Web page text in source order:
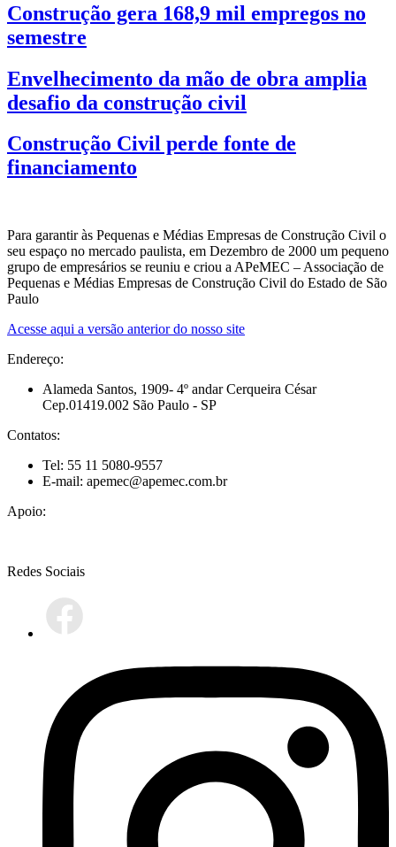
Construção gera 168,9 mil empregos no
semestre
Envelhecimento da mão de obra amplia
desafio da construção civil
Construção Civil perde fonte de
financiamento
Para garantir às Pequenas e Médias Empresas de Construção Civil o
seu espaço no mercado paulista, em Dezembro de 2000 um pequeno
grupo de empresários se reuniu e criou a APeMEC – Associação de
Pequenas e Médias Empresas de Construção Civil do Estado de São
Paulo
Acesse aqui a versão anterior do nosso site
Endereço:
Alameda Santos, 1909- 4º andar Cerqueira César
Cep.01419.002 São Paulo - SP
Contatos:
Tel: 55 11 5080-9557
E-mail: apemec@apemec.com.br
Apoio:
Redes Sociais